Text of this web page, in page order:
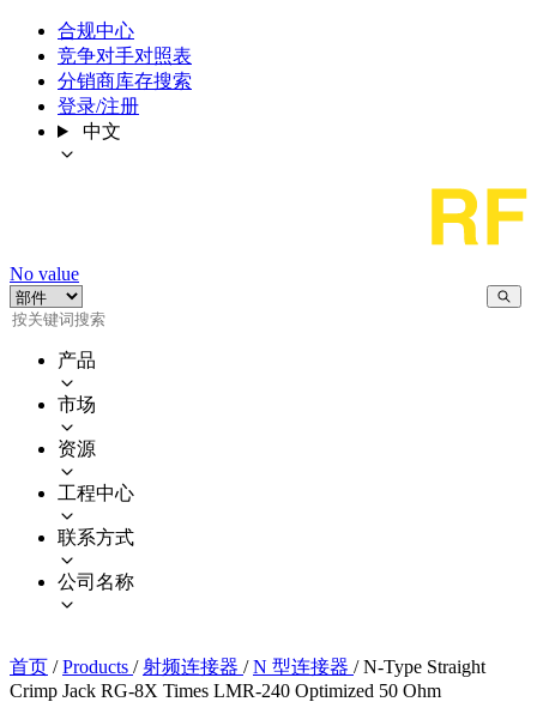
合规中心
竞争对手对照表
分销商库存搜索
登录/注册
中文
No value
产品
市场
资源
工程中心
联系方式
公司名称
首页 / Products / 射频连接器 / N 型连接器 / N-Type Straight
Crimp Jack RG-8X Times LMR-240 Optimized 50 Ohm